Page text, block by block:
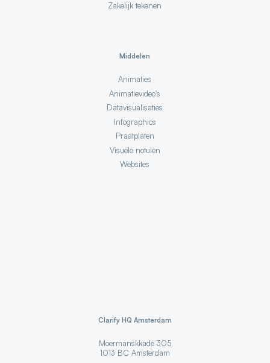
Zakelijk tekenen
Middelen
Animaties
Animatievideo's
Datavisualisaties
Infographics
Praatplaten
Visuele notulen
Websites
Clarify HQ Amsterdam
Moermanskkade 305
1013 BC Amsterdam